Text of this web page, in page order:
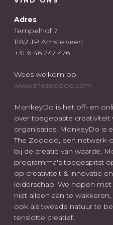
Adres
Tempelhof 7
1182 JP Amstelveen
+31 6 46 247 476
Wees welkom op
www.thezooooo.com
MonkeyDo is het off- en
over toegepaste creativiteit
organisaties. MonkeyDo is
The Zooooo, een netwerk-
bij de creatie van waarde.
programma's toegespitst
op creativiteit & innovatie
leiderschap. We hopen
niet alleen aan te
ook als tweede natuur te
tenslotte creatief.